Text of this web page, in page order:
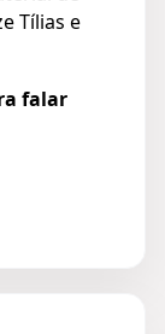
Tílias e
falar